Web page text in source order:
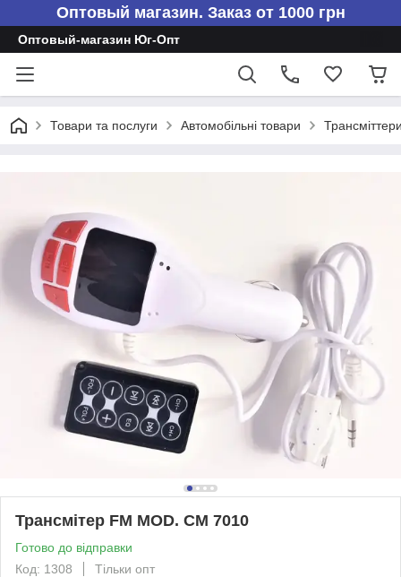
Оптовый магазин. Заказ от 1000 грн
Оптовый-магазин Юг-Опт
Товари та послуги Автомобільні товари
Трансмітер FM MOD. CM 7010
Готово до відправки
Код: 1308
Тільки опт